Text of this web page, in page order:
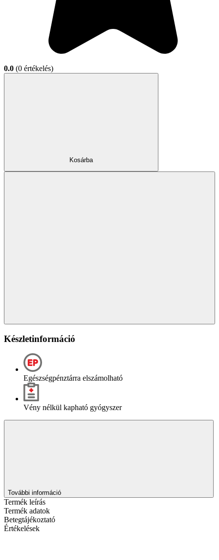
0.0 (0 értékelés)
Kosárba
Készletinformáció
Egészségpénztárra elszámolható
Vény nélkül kapható gyógyszer
További információ
Termék leírás
Termék adatok
Betegtájékoztató
Értékelések